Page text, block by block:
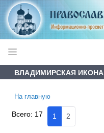
ВЛАДИМИРСКАЯ ИКОНА
На главную
Всего: 17 1 2